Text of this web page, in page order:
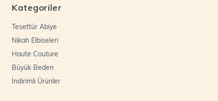
Kategoriler
Tesettür Abiye
Nikah Elbiseleri
Haute Couture
Büyük Beden
İndirimli Ürünler